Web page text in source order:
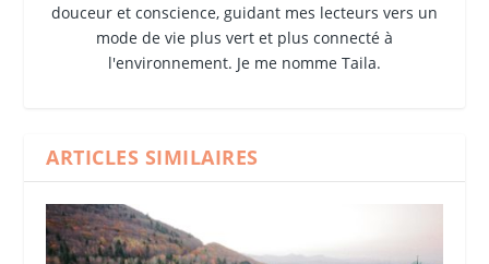
douceur et conscience, guidant mes lecteurs vers un
mode de vie plus vert et plus connecté à
l'environnement. Je me nomme Taila.
ARTICLES SIMILAIRES